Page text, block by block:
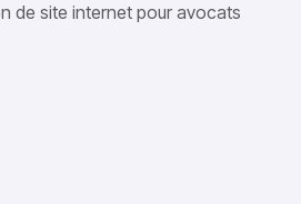
de site internet pour avocats